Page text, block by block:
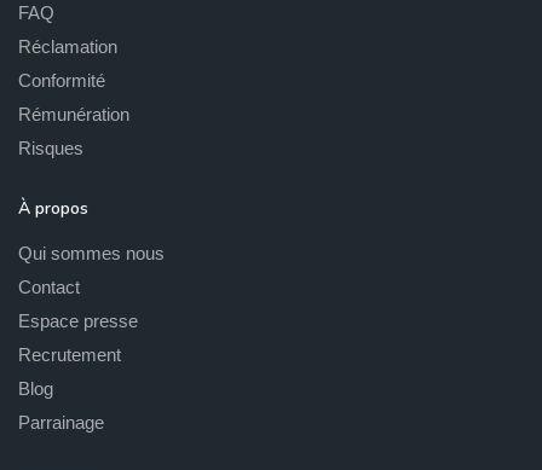
FAQ
Réclamation
Conformité
Rémunération
Risques
À propos
Qui sommes nous
Contact
Espace presse
Recrutement
Blog
Parrainage